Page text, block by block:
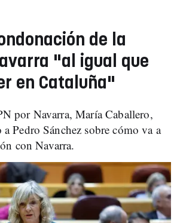
de la
"al igual que
en Cataluña"
por Navarra, María Caballero,
Pedro Sánchez sobre cómo va a
con Navarra.